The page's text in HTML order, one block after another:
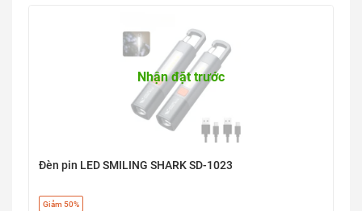
Nhận đặt trước
Đèn pin LED SMILING SHARK SD-1023
Giảm 50%